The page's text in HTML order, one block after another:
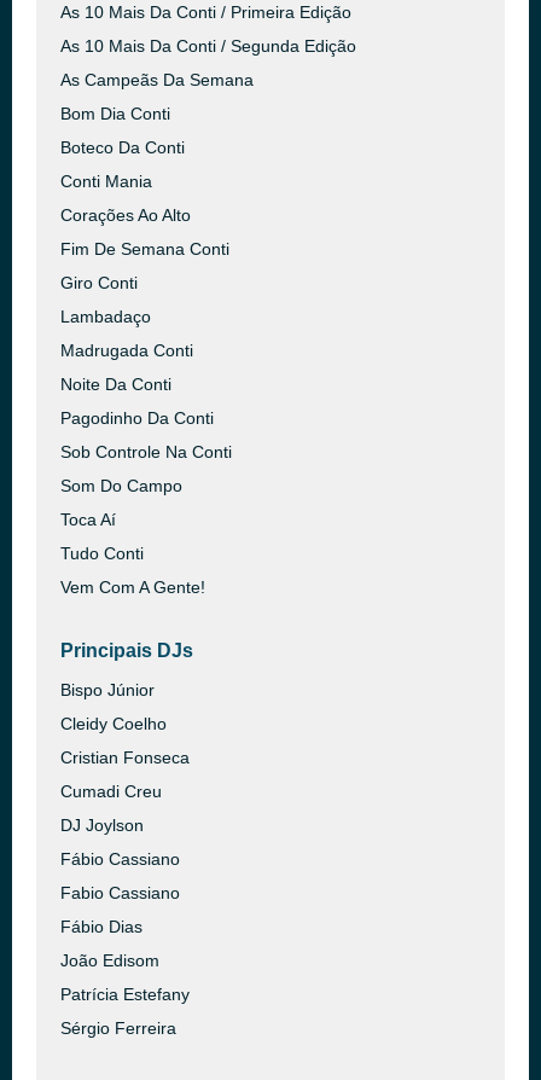
As 10 Mais Da Conti / Primeira Edição
As 10 Mais Da Conti / Segunda Edição
As Campeãs Da Semana
Bom Dia Conti
Boteco Da Conti
Conti Mania
Corações Ao Alto
Fim De Semana Conti
Giro Conti
Lambadaço
Madrugada Conti
Noite Da Conti
Pagodinho Da Conti
Sob Controle Na Conti
Som Do Campo
Toca Aí
Tudo Conti
Vem Com A Gente!
Principais DJs
Bispo Júnior
Cleidy Coelho
Cristian Fonseca
Cumadi Creu
DJ Joylson
Fábio Cassiano
Fabio Cassiano
Fábio Dias
João Edisom
Patrícia Estefany
Sérgio Ferreira